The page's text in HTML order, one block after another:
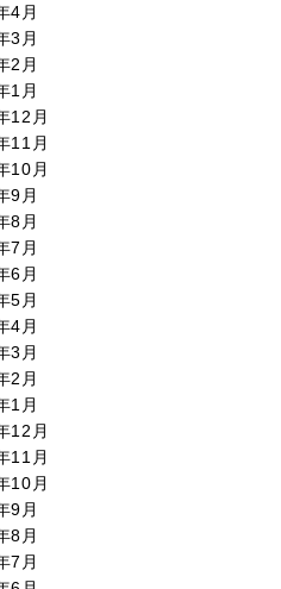
4月
3月
2月
1月
12月
11月
10月
9月
8月
7月
6月
5月
4月
3月
2月
1月
12月
11月
10月
9月
8月
7月